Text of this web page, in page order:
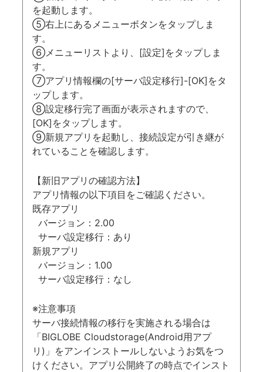
を起動します。
⑤右上にあるメニューボタンをタップしま
す。
⑥メニューリストより、[設定]をタップしま
す。
⑦アプリ情報欄の[サーバ設定移行]-[OK]をタ
ップします。
⑧設定移行完了画面が表示されますので、
[OK]をタップします。
⑨新規アプリを起動し、接続設定が引き継が
れていることを確認します。
【新旧アプリの確認方法】
アプリ情報の以下項目をご確認ください。
既存アプリ
バージョン：2.00
サーバ設定移行：あり
新規アプリ
バージョン：1.00
サーバ設定移行：なし
※注意事項
サーバ接続情報の移行を実施される場合は
「BIGLOBE Cloudstorage(Android用アプ
リ)」をアンインストールしないようお気をつ
けください。アプリ公開終了の時点でインスト